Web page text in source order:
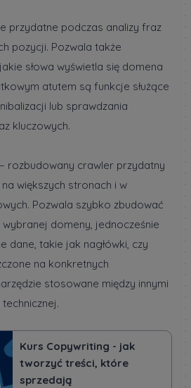
przydatne podczas analizy fraz
pozycji. Pozwala także
słowa wyświetla się domena
atutem są funkcje służące
lub sprawdzania
kluczowych.
– rozbudowany crawler przydatny
większych stronach i w
Pozwala szybko zbudować
domeny, jednocześnie
dane, takie jak nagłówki, czy
na konkretnych
stosowane między innymi
Kurs Copywriting - jak
tworzyć treści, które
sprzedają